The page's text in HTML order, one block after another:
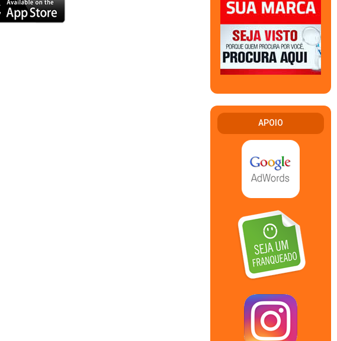
APOIO